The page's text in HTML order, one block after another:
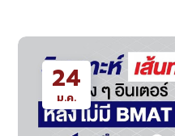
24
ม.ค.